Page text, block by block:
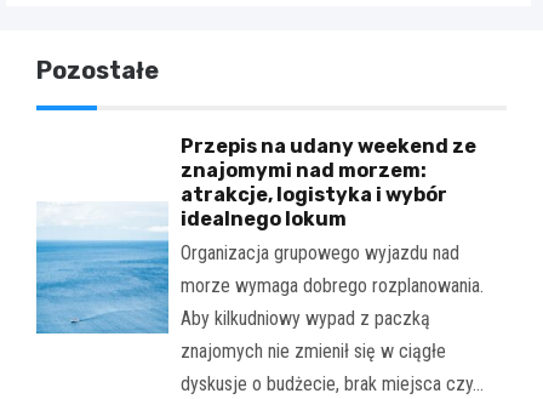
Pozostałe
Przepis na udany weekend ze
znajomymi nad morzem:
atrakcje, logistyka i wybór
idealnego lokum
Organizacja grupowego wyjazdu nad
morze wymaga dobrego rozplanowania.
Aby kilkudniowy wypad z paczką
znajomych nie zmienił się w ciągłe
dyskusje o budżecie, brak miejsca czy…